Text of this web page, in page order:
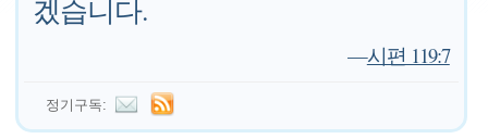
겠습니다.
—시편 119:7
정기구독: